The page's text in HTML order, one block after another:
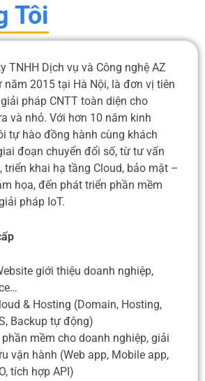
Tôi
TNHH Dịch vụ và Công nghệ AZ
năm 2015 tại Hà Nội, là đơn vị tiên
pháp CNTT toàn diện cho
và nhỏ. Với hơn 10 năm kinh
tự hào đồng hành cùng khách
đoạn chuyển đổi số, từ tư vấn
triển khai hạ tầng Cloud, bảo mật –
họa, đến phát triển phần mềm
pháp IoT.
giới thiệu doanh nghiệp,
& Hosting (Domain, Hosting,
Backup tự động)
phần mềm cho doanh nghiệp, giải
vận hành (Web app, Mobile app,
tích hợp API)